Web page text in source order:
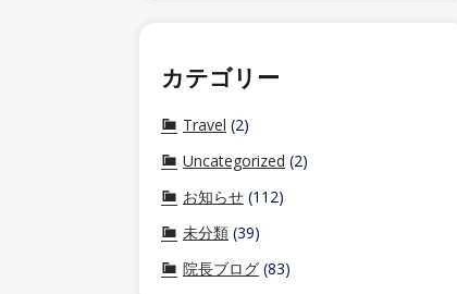
カテゴリー
Travel (2)
Uncategorized (2)
お知らせ (112)
未分類 (39)
院長ブログ (83)